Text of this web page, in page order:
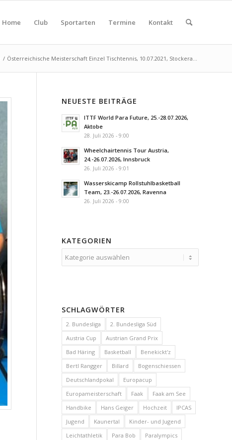
Home Club Sportarten Termine Kontakt
/ Österreichische Meisterschaft Einzel Tischtennis, 10.07.2021, Stockera...
NEUESTE BEITRÄGE
ITTF World Para Future, 25.-28.07.2026,
Aktobe
28. Juli 2026 - 9:00
Wheelchairtennis Tour Austria,
24.-26.07.2026, Innsbruck
26. Juli 2026 - 9:01
Wasserskicamp Rollstuhlbasketball
Team, 23.-26.07.2026, Ravenna
26. Juli 2026 - 9:00
KATEGORIEN
SCHLAGWÖRTER
2. Bundesliga
2. Bundesliga Süd
Austria Cup
Austrian Grand Prix
Bad Häring
Basketball
Benekickt'z
Bertl Rangger
Billard
Bogenschiessen
Deutschlandpokal
Europacup
Europameisterschaft
Faak
Faak am See
Handbike
Hans Geiger Hochzeit
IPCAS
Jugend
Kaunertal
Kinder- und Jugend
Leichtathletik
Para Bob
Paralympics